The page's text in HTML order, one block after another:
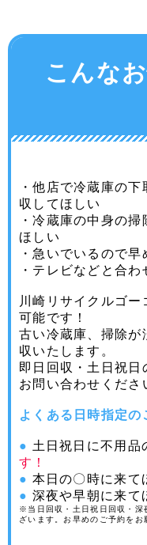
こんな
・他店で冷蔵庫の
収してほしい
・冷蔵庫の中身の
ほしい
・急いでいるので
・テレビなどと合
川崎リサイクルゴ
可能です！
古い冷蔵庫、掃除が
収いたします。
即日回収・土日祝
お問い合わせくださ
よくある日時指定の
● 土日祝日に不用
す！
● 本日の〇時に
● 深夜や早朝に
※当日回収・土日祝日回収・深
ざいます。お早めのご予約をお